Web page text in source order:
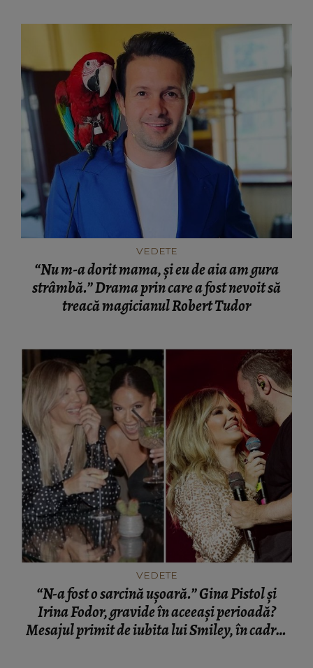
VEDETE
“Nu m-a dorit mama, și eu de aia am gura
strâmbă.” Drama prin care a fost nevoit să
treacă magicianul Robert Tudor
VEDETE
“N-a fost o sarcină ușoară.” Gina Pistol și
Irina Fodor, gravide în aceeași perioadă?
Mesajul primit de iubita lui Smiley, în cadrul